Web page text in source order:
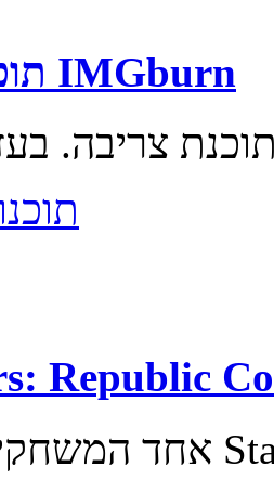
תוכנת צריבה IMGburn